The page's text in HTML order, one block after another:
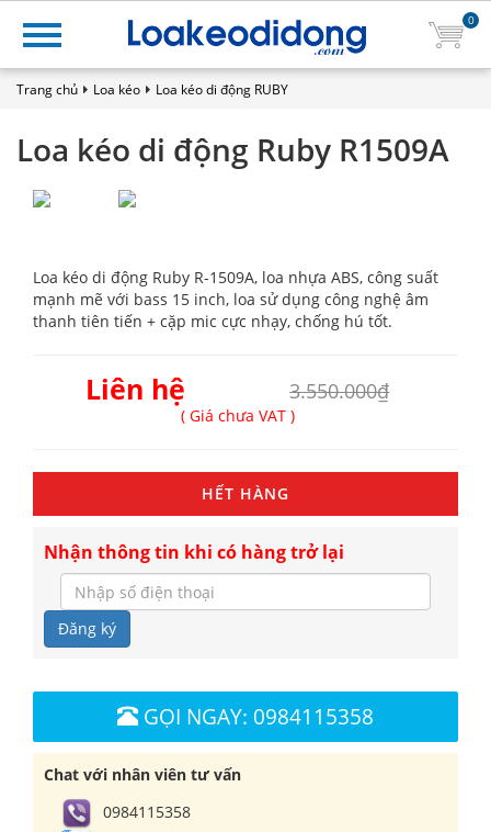
0
Trang chủ Loa kéo Loa kéo di động RUBY
Loa kéo di động Ruby R1509A
Loa kéo di động Ruby R-1509A, loa nhựa ABS, công suất
mạnh mẽ với bass 15 inch, loa sử dụng công nghệ âm
thanh tiên tiến + cặp mic cực nhạy, chống hú tốt.
Liên hệ 3.550.000₫
( Giá chưa VAT )
HẾT HÀNG
Nhận thông tin khi có hàng trở lại
Đăng ký
GỌI NGAY: 0984115358
Chat với nhân viên tư vấn
0984115358